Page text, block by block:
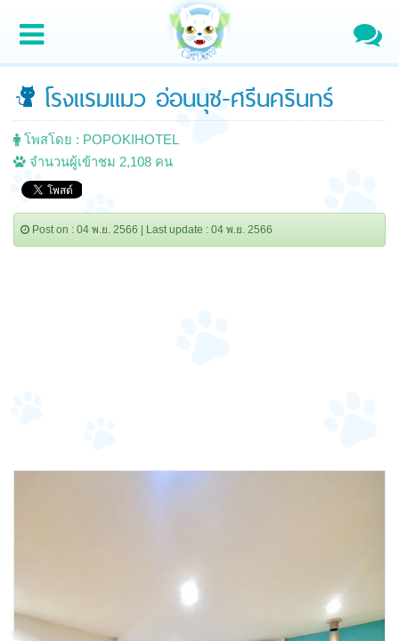
โรงแรมแมว อ่อนนุช-ศรีนครินทร์
โพสโดย : POPOKIHOTEL
จำนวนผู้เข้าชม 2,108 คน
Post on : 04 พ.ย. 2566 | Last update : 04 พ.ย. 2566